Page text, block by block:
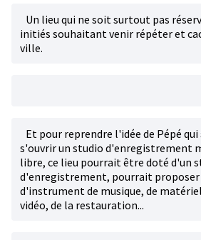
Un lieu qui ne soit surtout pas
initiés souhaitant venir répéter et
ville.
Et pour reprendre l'idée de Pépé
s'ouvrir un studio d'enregistrement
libre, ce lieu pourrait être doté d'un
d'enregistrement, pourrait
d'instrument de musique, de
vidéo, de la restauration...